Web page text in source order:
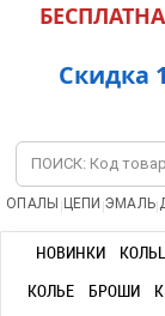
Скидка
ОПАЛЫ | ЦЕПИ |ЭМАЛЬ|
НОВИНКИ
КОЛЬЕ
БРОШИ